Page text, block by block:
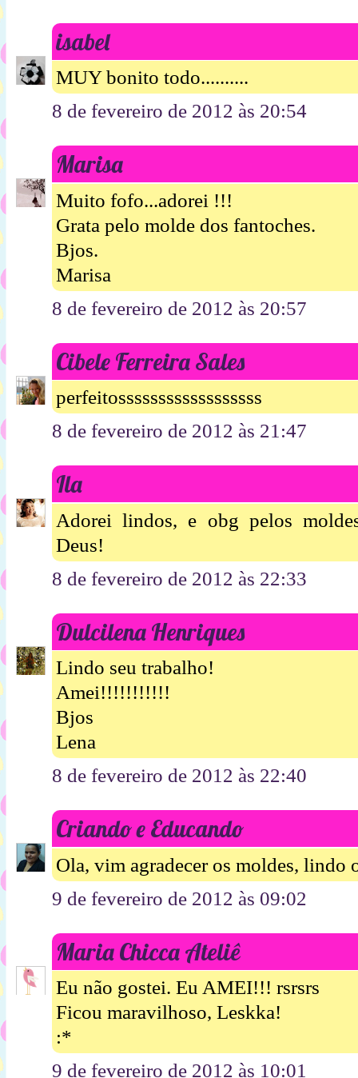
isabel
MUY bonito todo..........
8 de fevereiro de 2012 às 20:54
Marisa
Muito fofo...adorei !!!
Grata pelo molde dos fantoches.
Bjos.
Marisa
8 de fevereiro de 2012 às 20:57
Cibele Ferreira Sales
perfeitossssssssssssssssss
8 de fevereiro de 2012 às 21:47
Ila
Adorei lindos, e obg pelos
Deus!
8 de fevereiro de 2012 às 22:33
Dulcilena Henriques
Lindo seu trabalho!
Amei!!!!!!!!!!!
Bjos
Lena
8 de fevereiro de 2012 às 22:40
Criando e Educando
Ola, vim agradecer os moldes, lindo
9 de fevereiro de 2012 às 09:02
Maria Chicca Ateliê
Eu não gostei. Eu AMEI!!! rsrsrs
Ficou maravilhoso, Leskka!
:*
9 de fevereiro de 2012 às 10:01